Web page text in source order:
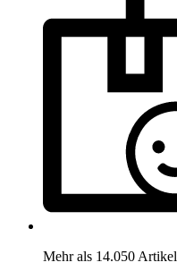
Mehr als 14.050 Artikel